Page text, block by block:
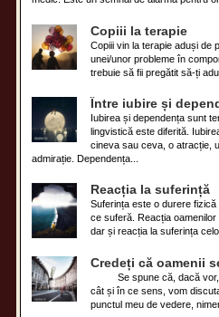
Copiii la terapie
Copiii vin la terapie aduși de
unei/unor probleme în
trebuie să fii pregătit să-ți
Între iubire și
Iubirea și dependența sunt
lingvistică este diferită.
cineva sau ceva, o atracție,
admirație. Dependența...
Reacția la suferință
Suferința este o durere
ce suferă. Reacția
dar și reacția la suferința
Credeți că oamenii
Se spune că, dacă vor,
cât și în ce sens, vom
punctul meu de vedere,